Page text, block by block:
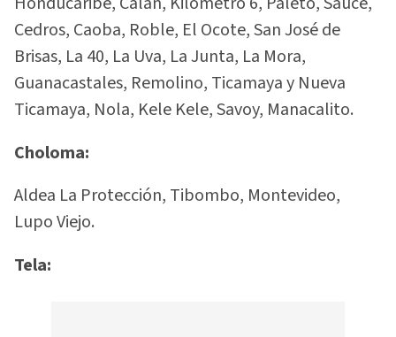
Cedros, Caoba, Roble, El Ocote, San José de
Brisas, La 40, La Uva, La Junta, La Mora,
Guanacastales, Remolino, Ticamaya y Nueva
Ticamaya, Nola, Kele Kele, Savoy, Manacalito.
Choloma:
Aldea La Protección, Tibombo, Montevideo,
Lupo Viejo.
Tela: